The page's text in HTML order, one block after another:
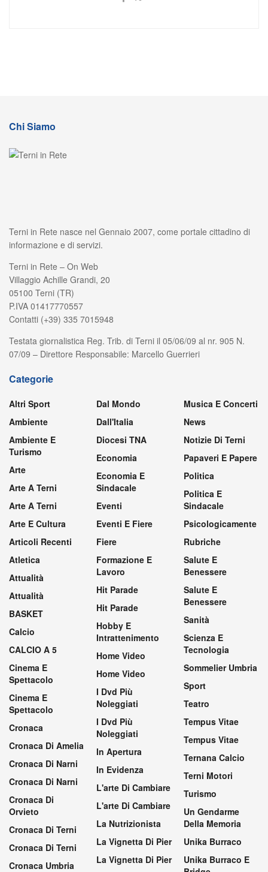
Chi Siamo
Terni in Rete nasce nel Gennaio 2007, come portale cittadino di
informazione e di servizi.
Terni in Rete – On Web
Villaggio Achille Grandi, 20
05100 Terni (TR)
P.IVA 01417770557
Contatti (+39) 335 7015948
Testata giornalistica Reg. Trib. di Terni il 05/06/09 al nr. 905 N.
07/09 – Direttore Responsabile: Marcello Guerrieri
Categorie
Altri Sport
Ambiente
Ambiente E
Turismo
Arte
Arte A Terni
Arte A Terni
Arte E Cultura
Articoli Recenti
Atletica
Attualità
Attualità
BASKET
Calcio
CALCIO A 5
Cinema E
Spettacolo
Cinema E
Spettacolo
Cronaca
Cronaca Di Amelia
Cronaca Di Narni
Cronaca Di Narni
Cronaca Di
Orvieto
Cronaca Di Terni
Cronaca Di Terni
Cronaca Umbria
Dal Mondo
Dall'Italia
Diocesi TNA
Economia
Economia E
Sindacale
Eventi
Eventi E Fiere
Fiere
Formazione E
Lavoro
Hit Parade
Hit Parade
Hobby E
Intrattenimento
Home Video
Home Video
I Dvd Più
Noleggiati
I Dvd Più
Noleggiati
In Apertura
In Evidenza
L'arte Di Cambiare
L'arte Di Cambiare
La Nutrizionista
La Vignetta Di Pier
La Vignetta Di Pier
Musica E Concerti
News
Notizie Di Terni
Papaveri E Papere
Politica
Politica E
Sindacale
Psicologicamente
Rubriche
Salute E
Benessere
Salute E
Benessere
Sanità
Scienza E
Tecnologia
Sommelier Umbria
Sport
Teatro
Tempus Vitae
Tempus Vitae
Ternana Calcio
Terni Motori
Turismo
Un Gendarme
Della Memoria
Unika Burraco
Unika Burraco E